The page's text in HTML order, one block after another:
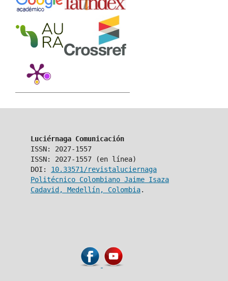
Luciérnaga Comunicación
ISSN: 2027-1557
ISSN: 2027-1557 (en línea)
DOI: 10.33571/revistaluciernaga
Politécnico Colombiano Jaime Isaza
Cadavid, Medellín, Colombia.